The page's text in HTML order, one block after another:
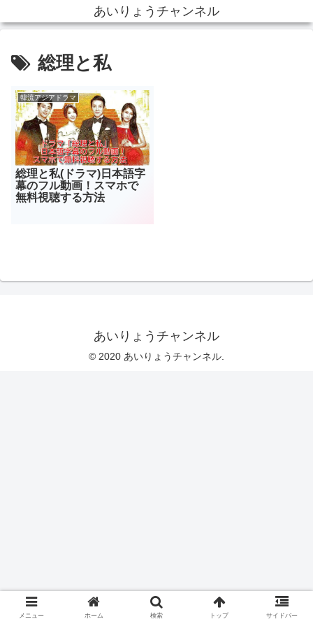
あいりょうチャンネル
総理と私
韓流アジアドラマ
総理と私(ドラマ)日本語字
幕のフル動画！スマホで
無料視聴する方法
あいりょうチャンネル
© 2020 あいりょうチャンネル.
メニュー ホーム 検索 トップ サイドバー